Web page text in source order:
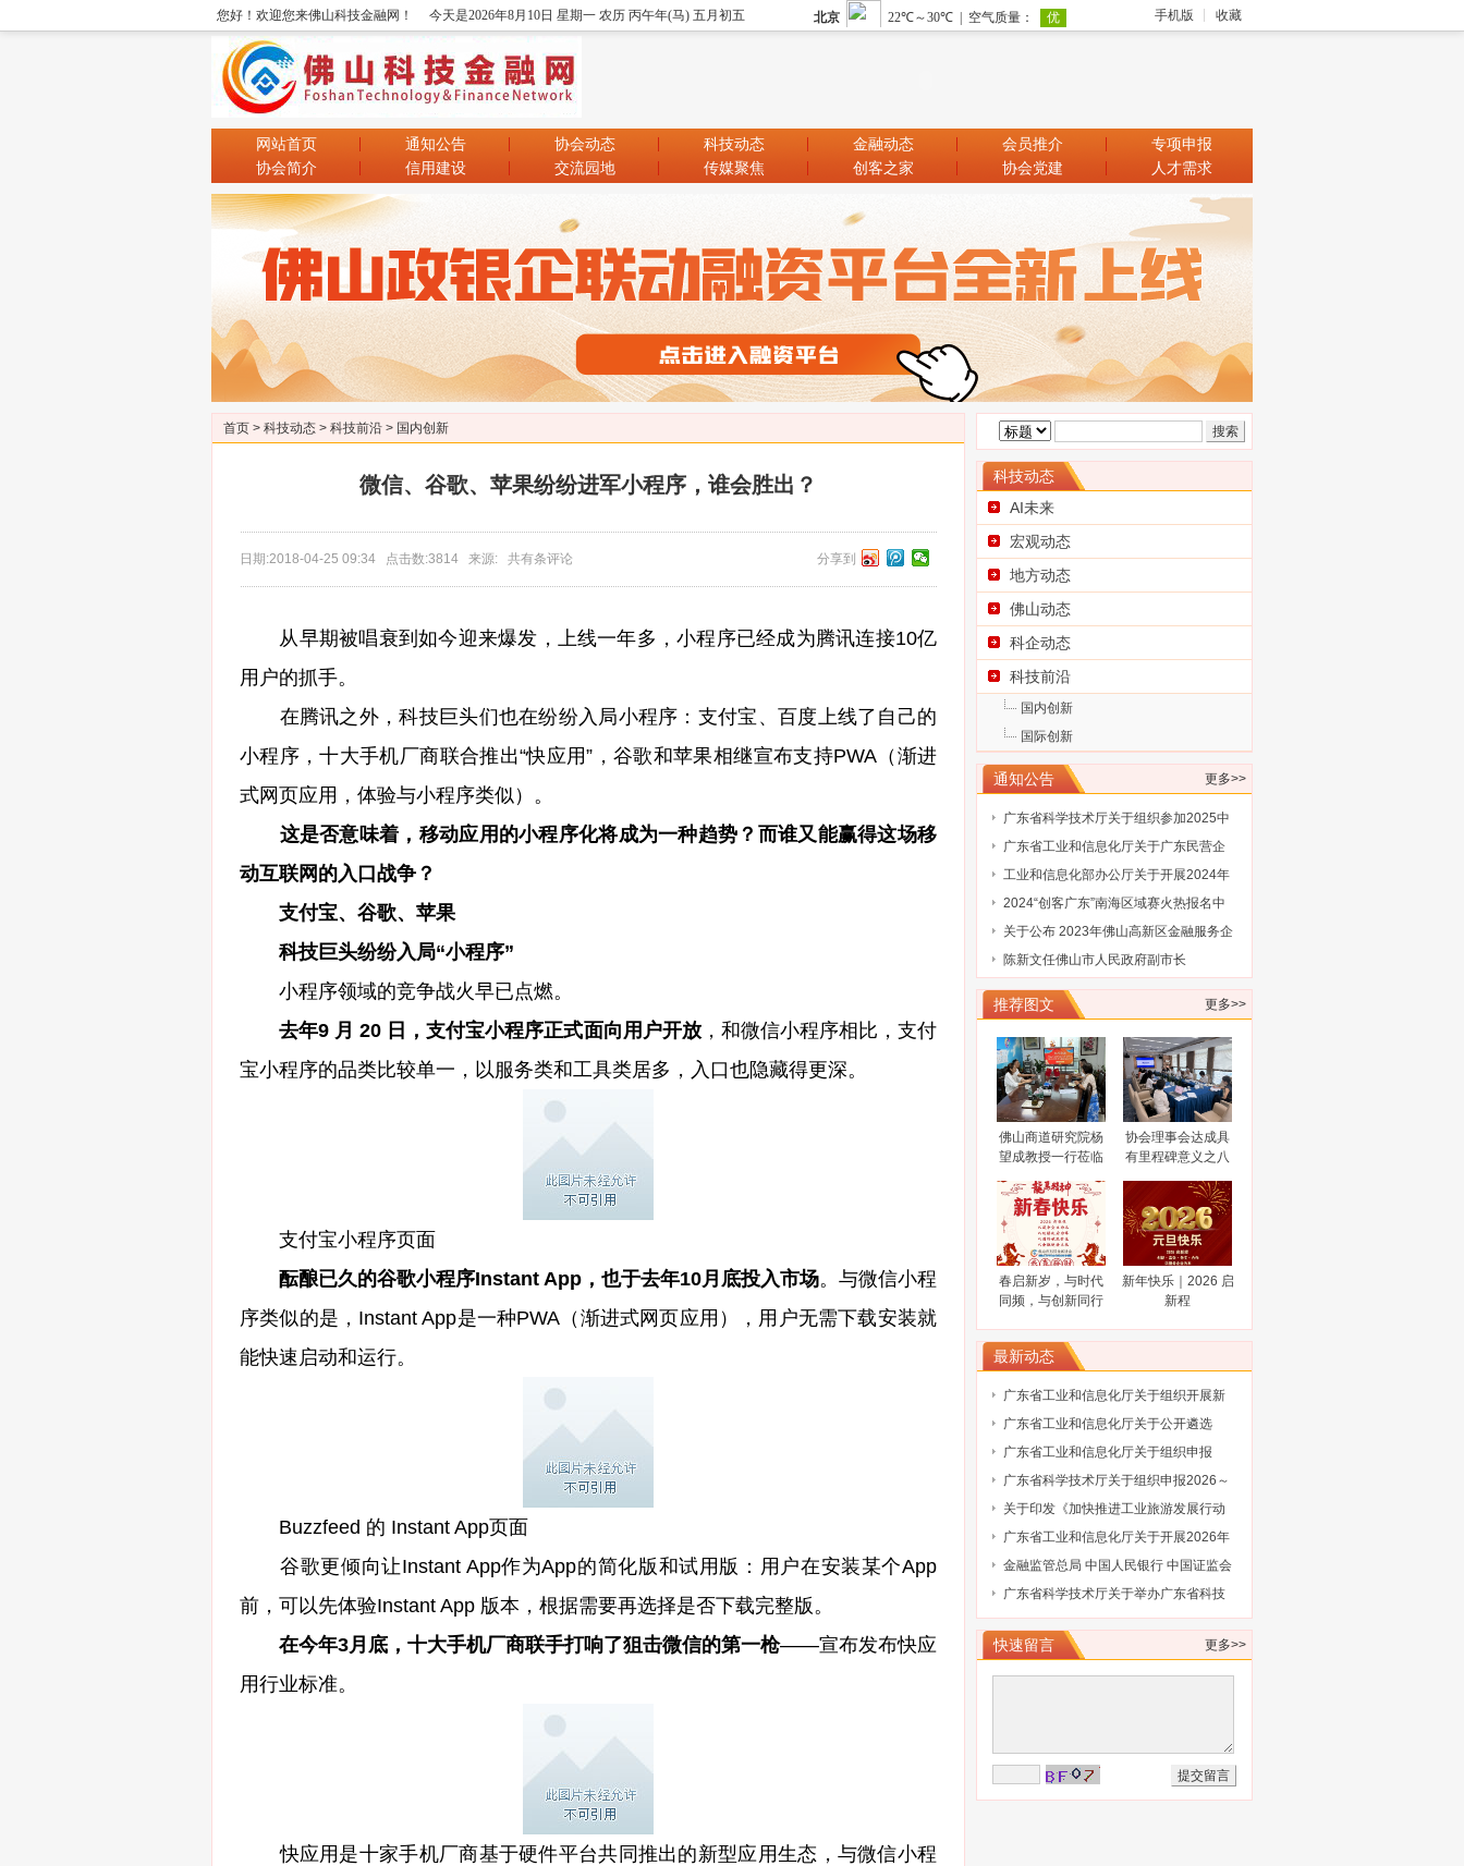
收藏
手机版
您好！欢迎您来佛山科技金融网！ 今天是2026年8月10日 星期一 农历 丙午年(马) 五月初五
网站首页 通知公告 协会动态 科技动态 金融动态 会员推介
专项申报
协会简介
信用建设 交流园地 传媒聚焦 创客之家 协会党建 人才需求
首页 > 科技动态 > 科技前沿 > 国内创新
微信、谷歌、苹果纷纷进军小程序，谁会胜出？
日期:2018-04-25 09:34 点击数:3814 来源: 共有条评论 分享到
从早期被唱衰到如今迎来爆发，上线一年多，小程序已经成为腾讯连接10亿
用户的抓手。
在腾讯之外，科技巨头们也在纷纷入局小程序：支付宝、百度上线了自己的
小程序，十大手机厂商联合推出“快应用”，谷歌和苹果相继宣布支持PWA（渐进
式网页应用，体验与小程序类似）。
这是否意味着，移动应用的小程序化将成为一种趋势？而谁又能赢得这场移
动互联网的入口战争？
支付宝、谷歌、苹果
科技巨头纷纷入局“小程序”
小程序领域的竞争战火早已点燃。
去年9 月 20 日，支付宝小程序正式面向用户开放，和微信小程序相比，支付
宝小程序的品类比较单一，以服务类和工具类居多，入口也隐藏得更深。
支付宝小程序页面
酝酿已久的谷歌小程序Instant App，也于去年10月底投入市场。与微信小程
序类似的是，Instant App是一种PWA（渐进式网页应用），用户无需下载安装就
能快速启动和运行。
Buzzfeed 的 Instant App页面
谷歌更倾向让Instant App作为App的简化版和试用版：用户在安装某个App
前，可以先体验Instant App 版本，根据需要再选择是否下载完整版。
在今年3月底，十大手机厂商联手打响了狙击微信的第一枪——宣布发布快应
用行业标准。
快应用是十家手机厂商基于硬件平台共同推出的新型应用生态，与微信小程
科技动态
AI未来
宏观动态
地方动态
佛山动态
科企动态
科技前沿
国内创新
国际创新
更多>>
通知公告
广东省科学技术厅关于征集2025浦江创
国国际大数据产业博览会的通知
广东省工业和信息化厅关于广东民营企
业家智库成员（第三批）名单的通告
工业和信息化部办公厅关于开展2024年
工业废水循环利用典型案例征集工作的
2024“创客广东”南海区域赛火热报名中
关于公布 2023年佛山高新区金融服务企
业大赛评选结果的通知
陈新文任佛山市人民政府副市长
谋而后动，打非“一击必中”
关于协会队伍建设的通知（工行）
广东省科学技术厅关于征集2025浦江创
新论坛—全球技术转移大会参展项目
广东省科学技术厅关于组织参加2025中
国国际大数据产业博览会的通知
广东省工业和信息化厅关于广东民营企
业家智库成员（第三批）名单的通告
工业和信息化部办公厅关于开展2024年
通知
关于公布 2023年佛山高新区金融服务企
业大赛评选结果的通知
陈新文任佛山市人民政府副市长
谋而后动，打非“一击必中”
关于协会队伍建设的通知（工行）
关于协会队伍建设的通知（奥博信息）
更多>>
推荐图文
佛山商道研究院杨
望成教授一行莅临
会调研指导
协会理事会达成具
有里程碑意义之八
春启新岁，与时代
同频，与创新同行
新年快乐｜2026 启
新程
最新动态
广东省工业和信息化厅关于组织开展新
型机电一体化关键材料创新任务揭榜挂
帅工作的通知
广东省工业和信息化厅关于公开遴选
2026年度企业情况综合数据采集及分析
服务项目承担机构的通告
广东省工业和信息化厅关于组织申报
2026年工业和信息化领域生物制造、消
费品行业创新任务揭榜挂帅工作的通知
广东省科学技术厅关于组织申报2026～
2027年度省重点领域研发计划“智能机器
人”专项项目的通知
关于印发《加快推进工业旅游发展行动
计划（2026-2030年）》的通知
广东省工业和信息化厅关于开展2026年
省级企业技术中心（第25批）认定的通
知
金融监管总局 中国人民银行 中国证监会
财政部关于健全金融机构治理的实施意
见
广东省科学技术厅关于举办广东省科技
保险后奖补管理办法及2027年广东省科
技与金融结合专项申报指南政策解读培
训会的通知
更多>>
快速留言